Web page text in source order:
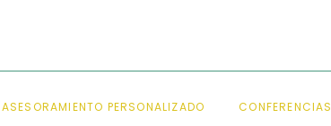
ASESORAMIENTO PERSONALIZADO CONFERENCIAS